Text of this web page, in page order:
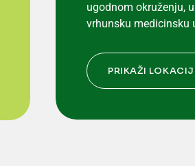
ugodnom okruženju,
vrhunsku medicinsku
PRIKAŽI